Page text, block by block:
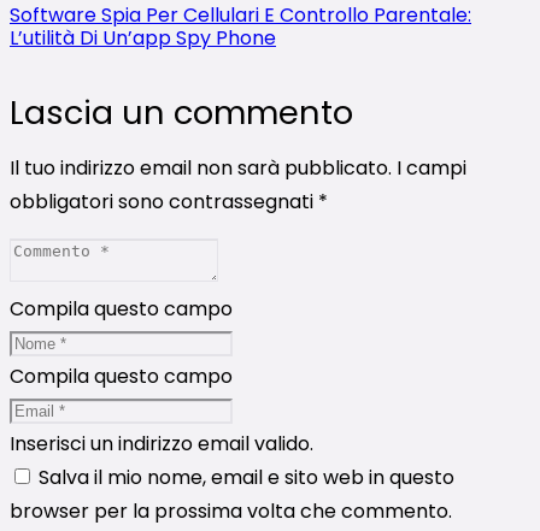
Software Spia Per Cellulari E Controllo Parentale:
L’utilità Di Un’app Spy Phone
Lascia un commento
Il tuo indirizzo email non sarà pubblicato. I campi
obbligatori sono contrassegnati *
Compila questo campo
Compila questo campo
Inserisci un indirizzo email valido.
Salva il mio nome, email e sito web in questo
browser per la prossima volta che commento.